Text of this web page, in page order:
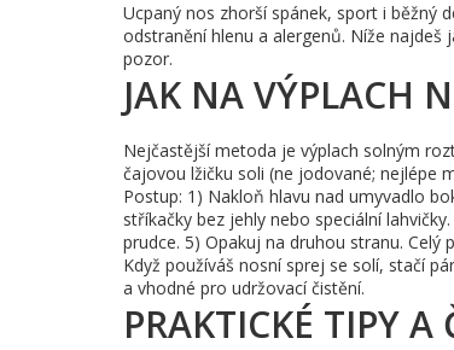
Ucpaný nos zhorší spánek, sport i běžný
odstranění hlenu a alergenů. Níže
pozor.
JAK NA VÝPLACH
Nejčastější metoda je výplach solným
čajovou lžičku soli (ne jodované; nejlépe
Postup: 1) Nakloň hlavu nad umyvadlo
stříkačky bez jehly nebo speciální
prudce. 5) Opakuj na druhou stranu. Celý
Když používáš nosní sprej se solí, stačí
a vhodné pro udržovací čistění.
PRAKTICKÉ TIPY A